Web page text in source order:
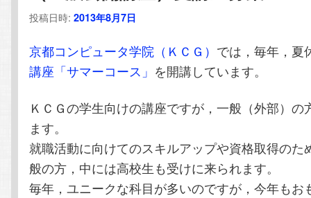
ン
ツ
へ
移
ツ
へ
移
動
投稿日時:2013年8月7日
京都コンピュータ学院（ＫＣＧ） では，毎年，夏
講座「サマーコース」 を開講しています。
ＫＣＧの学生向けの講座ですが，一般（外部）の
ます。
就職活動に向けてのスキルアップや資格取得のた
般の方，中には高校生も受けに来られます。
毎年，ユニークな科目が多いのですが，今年もお